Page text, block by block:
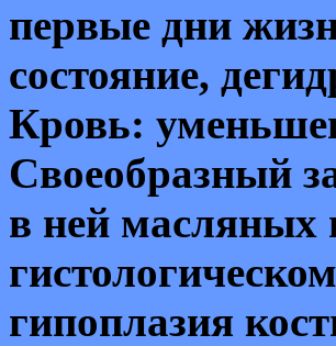
первые дни
состояние,
Кровь:
Своеобразный
в ней масляных
гипоплазия